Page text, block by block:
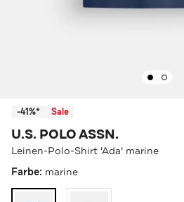
-41%* Sale
U.S. POLO ASSN.
Leinen-Polo-Shirt 'Ada' marine
Farbe: marine